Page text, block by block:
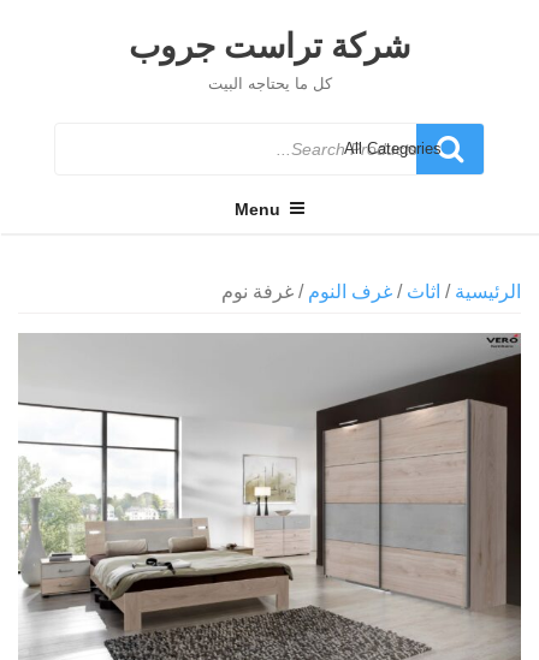
شركة تراست جروب
كل ما يحتاجه البيت
Search
for
Menu
الرئيسية / اثاث / غرف النوم / غرفة نوم